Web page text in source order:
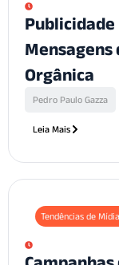
Mensagens
Orgânica
Pedro Paulo Gazza
Leia Mais
Tendências de